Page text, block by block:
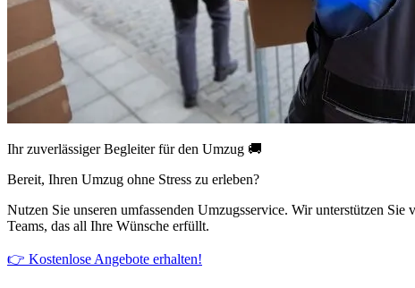
Ihr zuverlässiger Begleiter für den Umzug 🚚
Bereit, Ihren Umzug ohne Stress zu erleben?
Nutzen Sie unseren umfassenden Umzugsservice. Wir unterstützen
Teams, das all Ihre Wünsche erfüllt.
👉 Kostenlose Angebote erhalten!